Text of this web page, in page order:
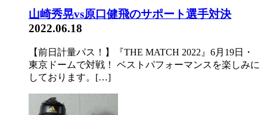
山崎秀晃vs原口健飛のサポート選手対決
2022.06.18
【前日計量パス！】『THE MATCH 2022』6月19日・
東京ドームで対戦！ ベストパフォーマンスを楽しみに
しております。[…]